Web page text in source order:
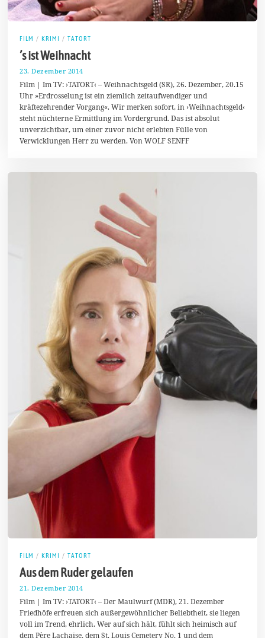
FILM / KRIMI / TATORT
’s ist Weihnacht
23. Dezember 2014
3
.
D
e
z
m
b
Film | Im TV: ›TATORT‹ – Weihnachtsgeld (SR), 26. Dezember, 20.15
Uhr »Erdrosselung ist ein ziemlich zeitaufwendiger und
kräftezehrender Vorgang«. Wir merken sofort, in ›Weihnachtsgeld‹
steht nüchterne Ermittlung im Vordergrund. Das ist absolut
unverzichtbar, um einer zuvor nicht erlebten Fülle von
Verwicklungen Herr zu werden. Von WOLF SENFF
FILM / KRIMI / TATORT
Aus dem Ruder gelaufen
21. Dezember 2014
.
D
e
z
Film | Im TV: ›TATORT‹ – Der Maulwurf (MDR), 21. Dezember
Friedhöfe erfreuen sich außergewöhnlicher Beliebtheit, sie liegen
voll im Trend, ehrlich. Wer auf sich hält, fühlt sich heimisch auf
dem Père Lachaise, dem St. Louis Cemetery No. 1 und dem